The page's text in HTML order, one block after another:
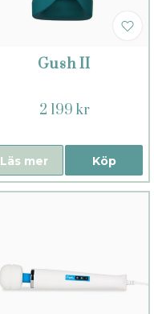
Gush II
2 199 kr
Köp
Läs mer